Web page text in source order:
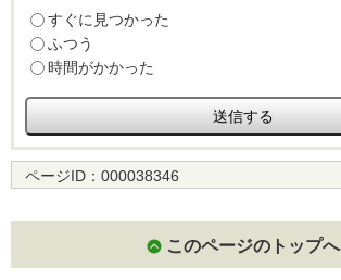
すぐに見つかった
ふつう
時間がかかった
ページID： 000038346
このページのトップへ